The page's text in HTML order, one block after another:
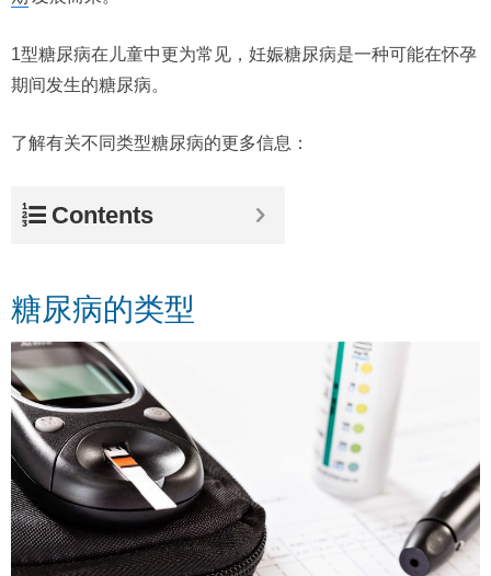
1型糖尿病在儿童中更为常见，妊娠糖尿病是一种可能在怀孕
期间发生的糖尿病。
了解有关不同类型糖尿病的更多信息：
Contents
糖尿病的类型